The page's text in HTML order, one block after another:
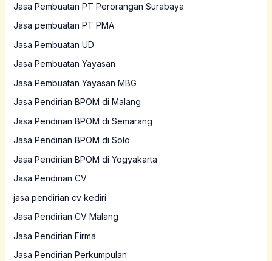
Jasa Pembuatan PT Perorangan Surabaya
Jasa pembuatan PT PMA
Jasa Pembuatan UD
Jasa Pembuatan Yayasan
Jasa Pembuatan Yayasan MBG
Jasa Pendirian BPOM di Malang
Jasa Pendirian BPOM di Semarang
Jasa Pendirian BPOM di Solo
Jasa Pendirian BPOM di Yogyakarta
Jasa Pendirian CV
jasa pendirian cv kediri
Jasa Pendirian CV Malang
Jasa Pendirian Firma
Jasa Pendirian Perkumpulan